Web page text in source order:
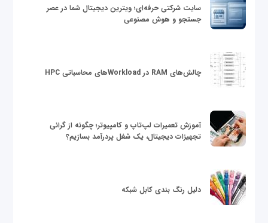
سایت شرکتی حرفه‌ای؛ ویترین دیجیتال شما در عصر
جستجو و هوش مصنوعی
چالش‌های RAM در Workloadهای محاسباتی HPC
آموزش تعمیرات لپ‌تاپ و کامپیوتر؛ چگونه از گرانی
تجهیزات دیجیتال، یک شغل پردرآمد بسازیم؟
دلیل رنگ بندی کابل شبکه